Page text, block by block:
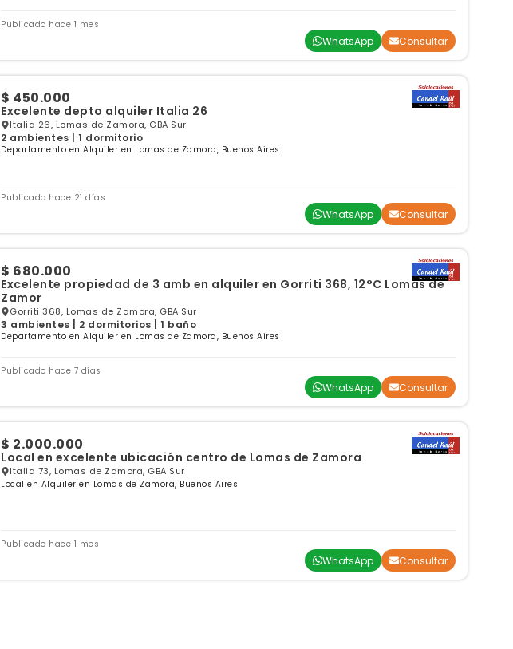
Publicado hace 1 mes
WhatsApp Consultar
$ 450.000
Excelente depto alquiler Italia 26
Italia 26, Lomas de Zamora, GBA Sur
2 ambientes | 1 dormitorio
Departamento en Alquiler en Lomas de Zamora, Buenos Aires
Publicado hace 21 días
WhatsApp Consultar
$ 680.000
Excelente propiedad de 3 amb en alquiler en Gorriti 368, 12°C Lomas de
Zamor
Gorriti 368, Lomas de Zamora, GBA Sur
3 ambientes | 2 dormitorios | 1 baño
Departamento en Alquiler en Lomas de Zamora, Buenos Aires
Publicado hace 7 días
WhatsApp Consultar
$ 2.000.000
Local en excelente ubicación centro de Lomas de Zamora
Italia 73, Lomas de Zamora, GBA Sur
Local en Alquiler en Lomas de Zamora, Buenos Aires
Publicado hace 1 mes
WhatsApp Consultar